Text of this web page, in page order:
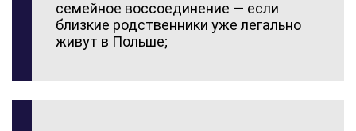
семейное воссоединение — если
близкие родственники уже легально
живут в Польше;